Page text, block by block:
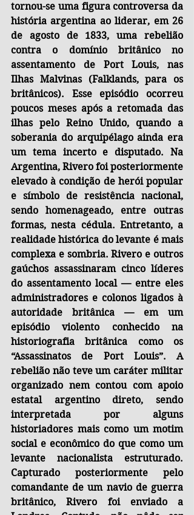
tornou-se uma figura controversa da
história argentina ao liderar, em 26
de agosto de 1833, uma rebelião
contra o domínio britânico no
assentamento de Port Louis, nas
Ilhas Malvinas (Falklands, para os
britânicos). Esse episódio ocorreu
poucos meses após a retomada das
ilhas pelo Reino Unido, quando a
soberania do arquipélago ainda era
um tema incerto e disputado. Na
Argentina, Rivero foi posteriormente
elevado à condição de herói popular
e símbolo de resistência nacional,
sendo homenageado, entre outras
formas, nesta cédula. Entretanto, a
realidade histórica do levante é mais
complexa e sombria. Rivero e outros
gaúchos assassinaram cinco líderes
do assentamento local — entre eles
administradores e colonos ligados à
autoridade britânica — em um
episódio violento conhecido na
historiografia britânica como os
“Assassinatos de Port Louis”. A
rebelião não teve um caráter militar
organizado nem contou com apoio
estatal argentino direto, sendo
interpretada por alguns
historiadores mais como um motim
social e econômico do que como um
levante nacionalista estruturado.
Capturado posteriormente pelo
comandante de um navio de guerra
britânico, Rivero foi enviado a